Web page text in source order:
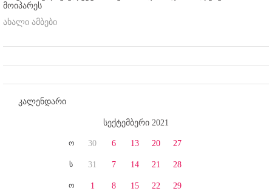
მოიპარეს
ახალი ამბები
კალენდარი
სექტემბერი 2021
ო
ს
ო
30
31
1
6
7
8
13
14
15
20
21
22
27
28
29